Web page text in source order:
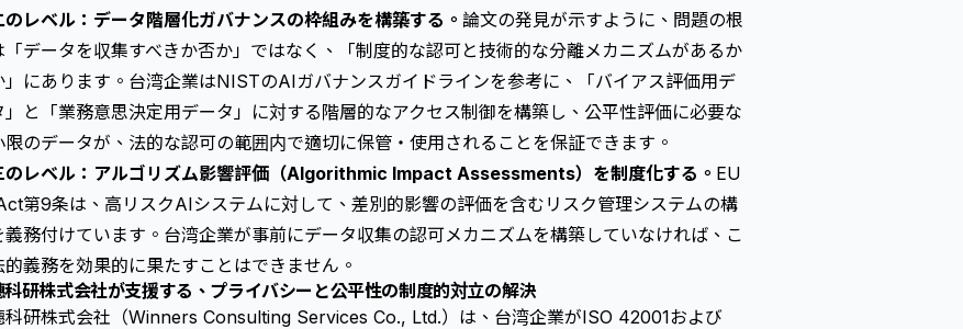
のレベル：データ階層化ガバナンスの枠組みを構築する。 論文の発見が示すように、問題の根
「データを収集すべきか否か」ではなく、「制度的な認可と技術的な分離メカニズムがあるか
」にあります。台湾企業はNISTのAIガバナンスガイドラインを参考に、「バイアス評価用デ
」と「業務意思決定用データ」に対する階層的なアクセス制御を構築し、公平性評価に必要な
限のデータが、法的な認可の範囲内で適切に保管・使用されることを保証できます。
レベル： アルゴリズム影響評価 （Algorithmic Impact Assessments）を制度化する。 EU
第9条は、高リスクAIシステムに対して、差別的影響の評価を含むリスク管理システムの構
義務付けています。台湾企業が事前にデータ収集の認可メカニズムを構築していなければ、こ
的義務を効果的に果たすことはできません。
科研株式会社が支援する、プライバシーと公平性の制度的対立の解決
科研株式会社（Winners Consulting Services Co., Ltd.）は、台湾企業がISO 42001および